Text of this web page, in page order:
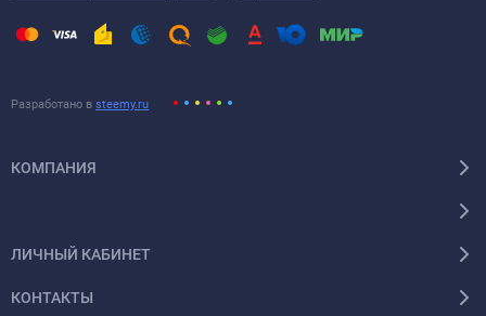
Разработано в steemy.ru
КОМПАНИЯ
ЛИЧНЫЙ КАБИНЕТ
КОНТАКТЫ